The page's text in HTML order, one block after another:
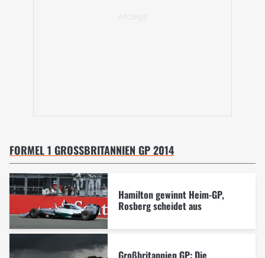
FORMEL 1 GROSSBRITANNIEN GP 2014
Hamilton gewinnt Heim-GP,
Rosberg scheidet aus
Großbritannien GP: Die